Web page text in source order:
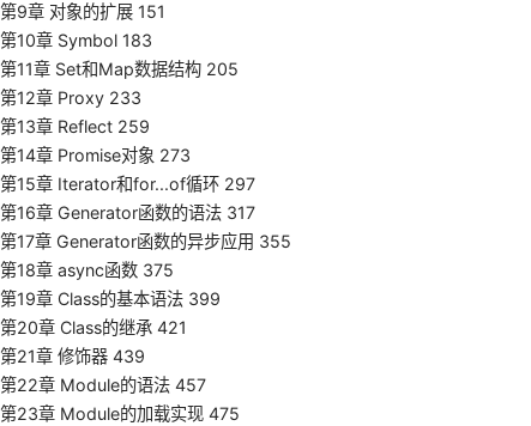
第9章 对象的扩展 151
第10章 Symbol 183
第11章 Set和Map数据结构 205
第12章 Proxy 233
第13章 Reflect 259
第14章 Promise对象 273
第15章 Iterator和for...of循环 297
第16章 Generator函数的语法 317
第17章 Generator函数的异步应用 355
第18章 async函数 375
第19章 Class的基本语法 399
第20章 Class的继承 421
第21章 修饰器 439
第22章 Module的语法 457
第23章 Module的加载实现 475